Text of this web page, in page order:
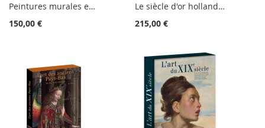
Peintures murales en France. XIIe-XVIe siècle
150,00 €
Le siècle d'or hollandais
215,00 €